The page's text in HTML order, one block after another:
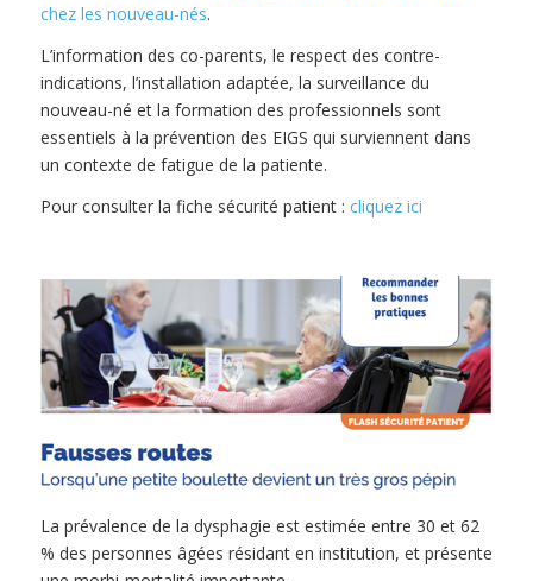
chez les nouveau-nés.
L’information des co-parents, le respect des contre-
indications, l’installation adaptée, la surveillance du
nouveau-né et la formation des professionnels sont
essentiels à la prévention des EIGS qui surviennent dans
un contexte de fatigue de la patiente.
Pour consulter la fiche sécurité patient : cliquez ici
La prévalence de la dysphagie est estimée entre 30 et 62
% des personnes âgées résidant en institution, et présente